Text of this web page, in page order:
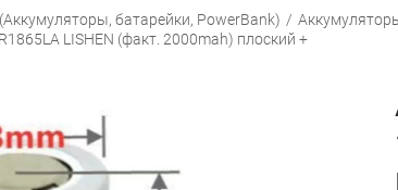
батарейки, PowerBank) /
LISHEN (факт. 2000mah) плоский +